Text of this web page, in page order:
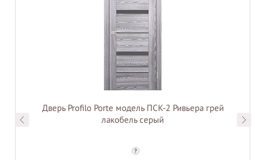
Дверь Profilo Porte модель ПСК-2 Ривьера грей
лакобель серый
?